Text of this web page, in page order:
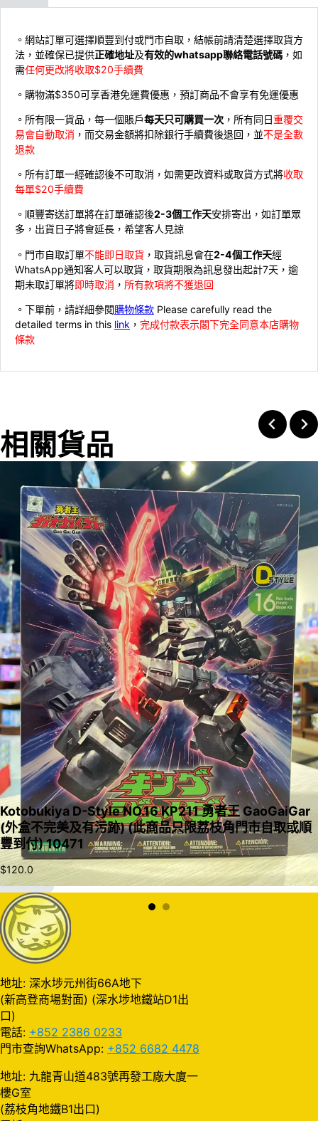
。網站訂單可選擇順豐到付或門市自取，結帳前請清楚選擇取貨方
法，並確保已提供正確地址及有效的whatsapp聯絡電話號碼 ，如
需任何更改將收取$20手續費
。購物滿$350可享香港免運費優惠，預訂商品不會享有免運優惠
。所有限一貨品，每一個賬戶每天只可購買一次 ，所有同日重覆交
易會自動取消 ，而交易金額將扣除銀行手續費後退回，並不是全數
退款
。所有訂單一經確認後不可取消，如需更改資料或取貨方式將收取
每單$20手續費
。順豐寄送訂單將在訂單確認後2-3個工作天安排寄出，如訂單眾
多，出貨日子將會延長，希望客人見諒
。門市自取訂單不能即日取貨 ，取貨訊息會在2-4個工作天經
WhatsApp通知客人可以取貨，取貨期限為訊息發出起計7天，逾
期未取訂單將即時取消 ， 所有款項將不獲退回
。下單前，請詳細參閱購物條款 Please carefully read the
detailed terms in this link ， 完成付款表示閣下完全同意本店購物
條款
相關貨品
入購物車
Kotobukiya D-Style NO.16 KP211 勇者王 GaoGaiGar
(外盒不完美及有污跡) (此商品只限荔枝角門市自取或順
豐到付) 10471
$120.0
地址: 深水埗元州街66A地下
(新高登商場對面) (深水埗地鐵站D1出
口)
電話: +852 2386 0233
門市查詢WhatsApp: +852 6682 4478
地址: 九龍青山道483號再發工廠大廈一
樓G室
(荔枝角地鐵B1出口)